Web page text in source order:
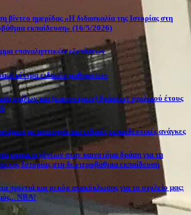
βίντεο ημερίδας «Η διδασκαλία της Ιστορίας στη
εκπαίδευση» (16/5/2026)
επαναληπτικών εξετάσεων
κέντρα ειδικών μαθημάτων
ομίλων και (καινοτόμων) δράσεων σχολικού έτους
με αναπηρία και ειδικές εκπαιδευτικές ανάγκες
συμμετεχόντων στην καινοτόμα δράση για τη
της Ιστορίας στη δευτεροβάθμια εκπαίδευση
πρωτιά και ρεκόρ ανακύκλωσης για το σχολείο μας:
NBA!